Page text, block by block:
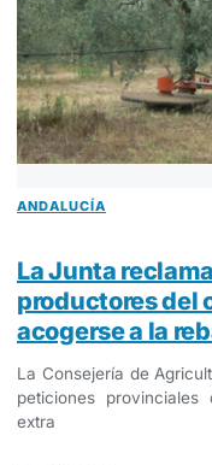
ANDALUCÍA
La Junta
productores del
acogerse a la
La Consejería de
peticiones
extra